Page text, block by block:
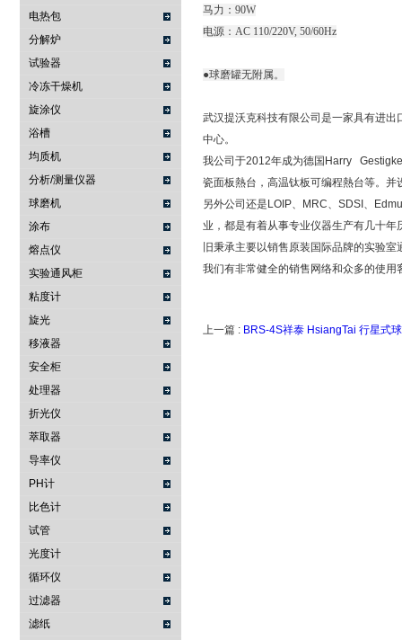
电热包
分解炉
试验器
冷冻干燥机
旋涂仪
浴槽
均质机
分析/测量仪器
球磨机
涂布
熔点仪
实验通风柜
粘度计
旋光
移液器
安全柜
处理器
折光仪
萃取器
导率仪
PH计
比色计
试管
光度计
循环仪
过滤器
滤纸
马力：90W
电源：AC 110/220V, 50/60Hz
●球磨罐无附属。
武汉提沃克科技有限公司是一家具有进
中心。
我公司于2012年成为德国Harry
瓷面板熱台，高温钛板可编程熱台等。
另外公司还是LOIP、MRC、SDSI、
业，都是有着从事专业仪器生产有几十
旧秉承主要以销售原装国际品牌的实验
我们有非常健全的销售网络和众多的使
上一篇 : BRS-4S祥泰 HsiangTai 行星式